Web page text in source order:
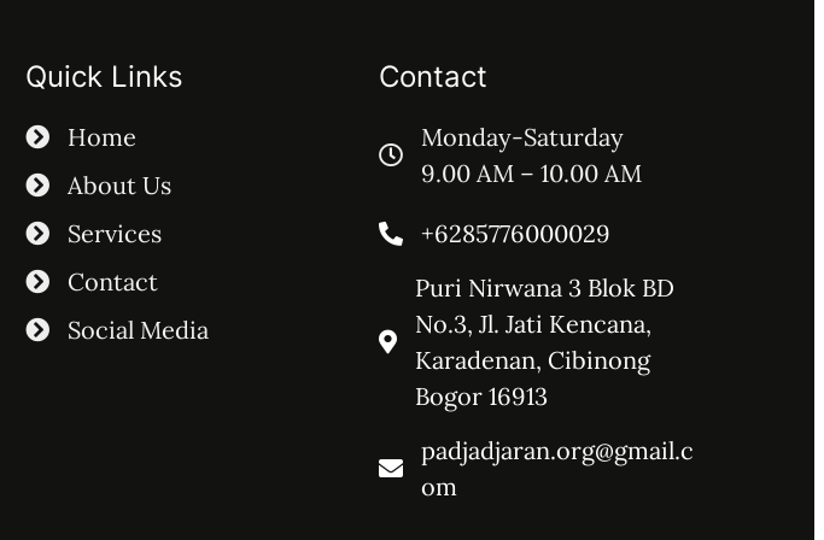
Quick Links
Home
About Us
Services
Contact
Social Media
Contact
Monday-Saturday
9.00 AM – 10.00 AM
+6285776000029
Puri Nirwana 3 Blok BD
No.3, Jl. Jati Kencana,
Karadenan, Cibinong
Bogor 16913
padjadjaran.org@gmail.c
om